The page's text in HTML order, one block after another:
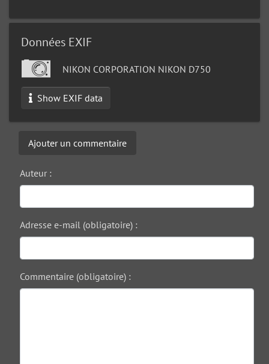
Données EXIF
NIKON CORPORATION NIKON D750
Show EXIF data
Ajouter un commentaire
Auteur :
Adresse e-mail (obligatoire) :
Commentaire (obligatoire) :